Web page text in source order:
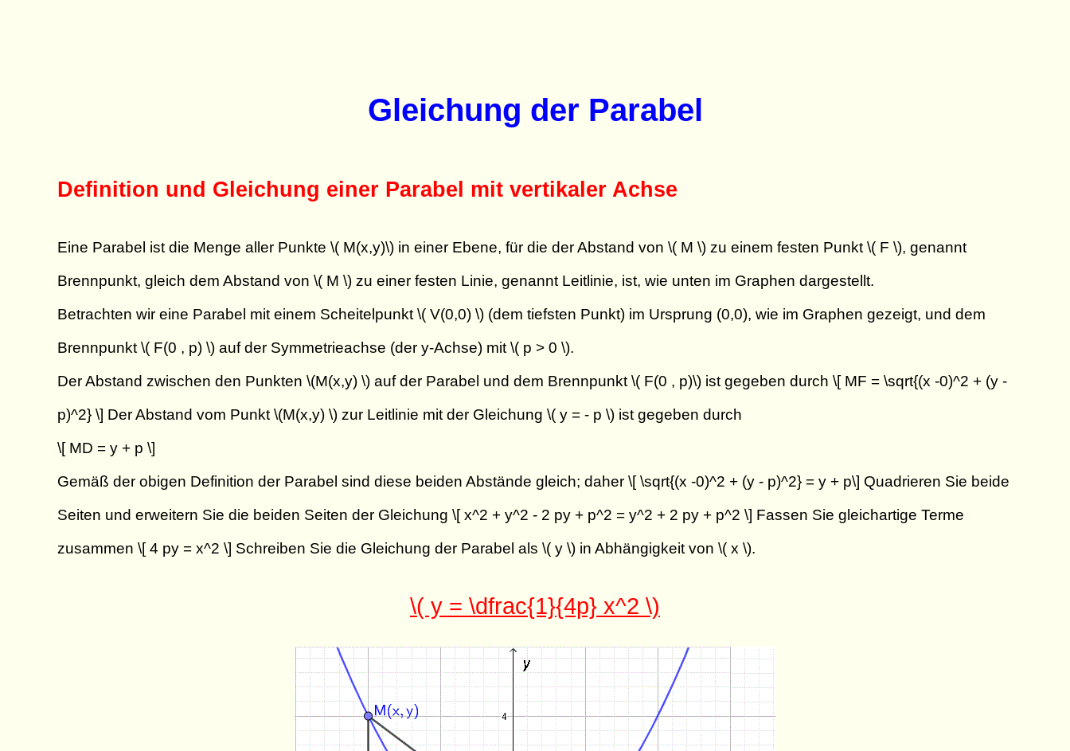
Gleichung der Parabel
Definition und Gleichung einer Parabel mit vertikaler Achse
Eine Parabel ist die Menge aller Punkte \( M(x,y)\) in einer Ebene, für die der Abstand von \( M \) zu einem festen Punkt \( F \), genannt
Brennpunkt, gleich dem Abstand von \( M \) zu einer festen Linie, genannt Leitlinie, ist, wie unten im Graphen dargestellt.
Betrachten wir eine Parabel mit einem Scheitelpunkt \( V(0,0) \) (dem tiefsten Punkt) im Ursprung (0,0), wie im Graphen gezeigt, und dem
Brennpunkt \( F(0 , p) \) auf der Symmetrieachse (der y-Achse) mit \( p > 0 \).
Der Abstand zwischen den Punkten \(M(x,y) \) auf der Parabel und dem Brennpunkt \( F(0 , p)\) ist gegeben durch \[ MF = \sqrt{(x -0)^2 + (y -
p)^2} \] Der Abstand vom Punkt \(M(x,y) \) zur Leitlinie mit der Gleichung \( y = - p \) ist gegeben durch
\[ MD = y + p \]
Gemäß der obigen Definition der Parabel sind diese beiden Abstände gleich; daher \[ \sqrt{(x -0)^2 + (y - p)^2} = y + p\] Quadrieren Sie beide
Seiten und erweitern Sie die beiden Seiten der Gleichung \[ x^2 + y^2 - 2 py + p^2 = y^2 + 2 py + p^2 \] Fassen Sie gleichartige Terme
zusammen \[ 4 py = x^2 \] Schreiben Sie die Gleichung der Parabel als \( y \) in Abhängigkeit von \( x \).
\( y = \dfrac{1}{4p} x^2 \)